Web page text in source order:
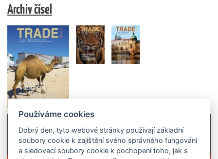
Archiv čísel
Používáme cookies
Dobrý den, tyto webové stránky používají základní
soubory cookie k zajištění svého správného fungování
a sledovací soubory cookie k pochopení toho, jak s